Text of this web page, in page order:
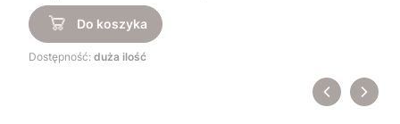
Do koszyka
Dostępność: duża ilość